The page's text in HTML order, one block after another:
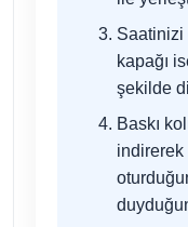
Saatinizi
kapağı
şekilde
Baskı
indirerek